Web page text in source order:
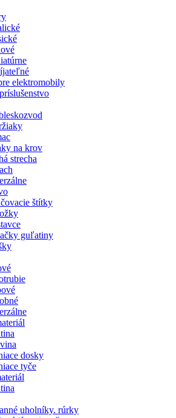
elektromobily
na krov
strecha
štítky
guľatiny
dosky
tyče
uholníky. rúrky